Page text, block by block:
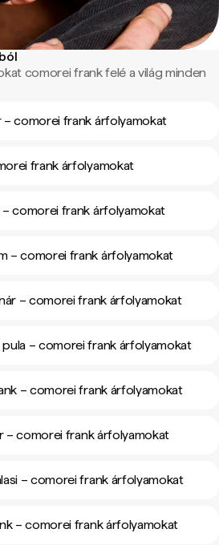
comorei frank felé a világ minden
– comorei frank árfolyamokat
frank árfolyamokat
comorei frank árfolyamokat
– comorei frank árfolyamokat
– comorei frank árfolyamokat
– comorei frank árfolyamokat
– comorei frank árfolyamokat
– comorei frank árfolyamokat
– comorei frank árfolyamokat
– comorei frank árfolyamokat